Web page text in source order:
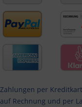
Zahlungen per
auf Rechnung und per